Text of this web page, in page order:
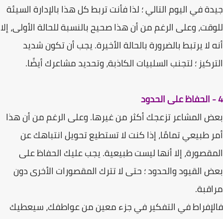
جیدة في الیوم التالي ؛ لذا فأنت تربط كل ھذا بالإدارة السیئة
للوقت، وعلى الرغم من أن ھذا صحیح بالنسبة للحالة الأولى، إلا
أنه لا یرتبط بالضرورة بالحالة الأخیرة. یجب أن تكون شدید
التركیز ؛ لتجنب السلبیات الكاذبة، وتحدید مشاعرك أیضًا.
4 - الحفاظ على الحدود
بعض المشاعر تزعجك أكثر من غیرھا. وعلى الرغم من أن ھذا
أمر طبیعي تمامًا، إذا كنت لا تستطیع تحویل انتباھك عن
المقصورة، إلا أنھا لیست طبیعیة. یجب علیك الحفاظ على
بعض القیود والحدود ؛ حتى لا تترك المقصورات الأخرى دون
مراقبة.
فالإفراط في التفكیر في جزء معین من عواطفك، سیعطیك